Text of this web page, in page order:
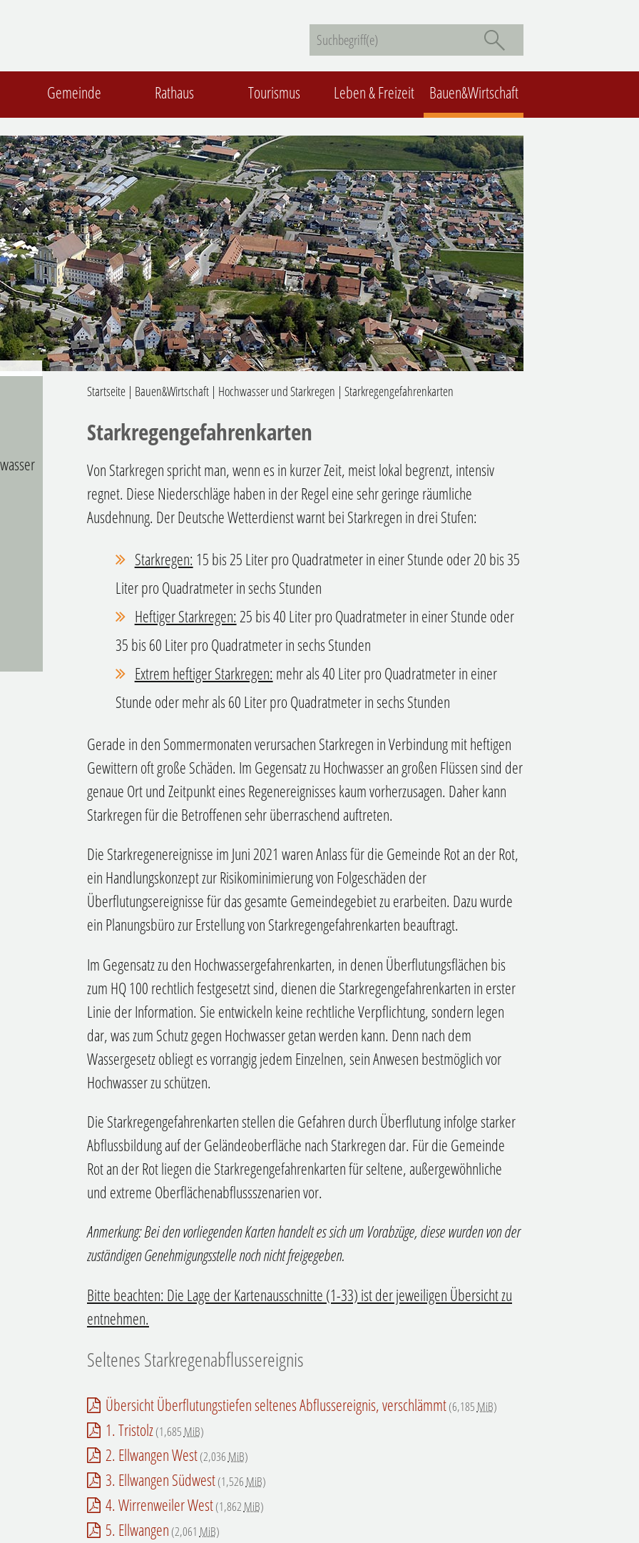
Gemeinde Rathaus Tourismus Leben & Freizeit Bauen&Wirtschaft
Startseite | Bauen&Wirtschaft | Hochwasser und Starkregen | Starkregengefahrenkarten
Starkregengefahrenkarten
Von Starkregen spricht man, wenn es in kurzer Zeit, meist lokal begrenzt, intensiv
regnet. Diese Niederschläge haben in der Regel eine sehr geringe räumliche
Ausdehnung. Der Deutsche Wetterdienst warnt bei Starkregen in drei Stufen:
Starkregen: 15 bis 25 Liter pro Quadratmeter in einer Stunde oder 20 bis 35
Liter pro Quadratmeter in sechs Stunden
Heftiger Starkregen:25 bis 40 Liter pro Quadratmeter in einer Stunde oder
35 bis 60 Liter pro Quadratmeter in sechs Stunden
Extrem heftiger Starkregen: mehr als 40 Liter pro Quadratmeter in einer
Stunde oder mehr als 60 Liter pro Quadratmeter in sechs Stunden
Gerade in den Sommermonaten verursachen Starkregen in Verbindung mit heftigen
Gewittern oft große Schäden. Im Gegensatz zu Hochwasser an großen Flüssen sind der
genaue Ort und Zeitpunkt eines Regenereignisses kaum vorherzusagen. Daher kann
Starkregen für die Betroffenen sehr überraschend auftreten.
Die Starkregenereignisse im Juni 2021 waren Anlass für die Gemeinde Rot an der Rot,
ein Handlungskonzept zur Risikominimierung von Folgeschäden der
Überflutungsereignisse für das gesamte Gemeindegebiet zu erarbeiten. Dazu wurde
ein Planungsbüro zur Erstellung von Starkregengefahrenkarten beauftragt.
Im Gegensatz zu den Hochwassergefahrenkarten, in denen Überflutungsflächen bis
zum HQ 100 rechtlich festgesetzt sind, dienen die Starkregengefahrenkarten in erster
Linie der Information. Sie entwickeln keine rechtliche Verpflichtung, sondern legen
dar, was zum Schutz gegen Hochwasser getan werden kann. Denn nach dem
Wassergesetz obliegt es vorrangig jedem Einzelnen, sein Anwesen bestmöglich vor
Hochwasser zu schützen.
Die Starkregengefahrenkarten stellen die Gefahren durch Überflutung infolge starker
Abflussbildung auf der Geländeoberfläche nach Starkregen dar. Für die Gemeinde
Rot an der Rot liegen die Starkregengefahrenkarten für seltene, außergewöhnliche
und extreme Oberflächenabflussszenarien vor.
Anmerkung: Bei den vorliegenden Karten handelt es sich um Vorabzüge, diese wurden von der
zuständigen Genehmigungsstelle noch nicht freigegeben.
Bitte beachten: Die Lage der Kartenausschnitte (1-33) ist der jeweiligen Übersicht zu
entnehmen.
Seltenes Starkregenabflussereignis
Übersicht Überflutungstiefen seltenes Abflussereignis, verschlämmt(6,185 MiB)
1. Tristolz(1,685 MiB)
2. Ellwangen West(2,036 MiB)
3. Ellwangen Südwest(1,526 MiB)
4. Wirrenweiler West(1,862 MiB)
5. Ellwangen (2,061 MiB)